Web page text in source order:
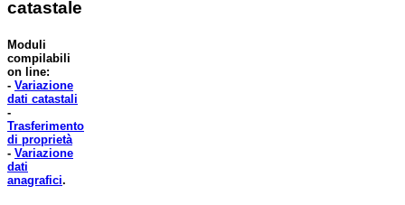
catastale
Moduli
compilabili
on line:
- Variazione
dati catastali
-
Trasferimento
di proprietà
- Variazione
dati
anagrafici.